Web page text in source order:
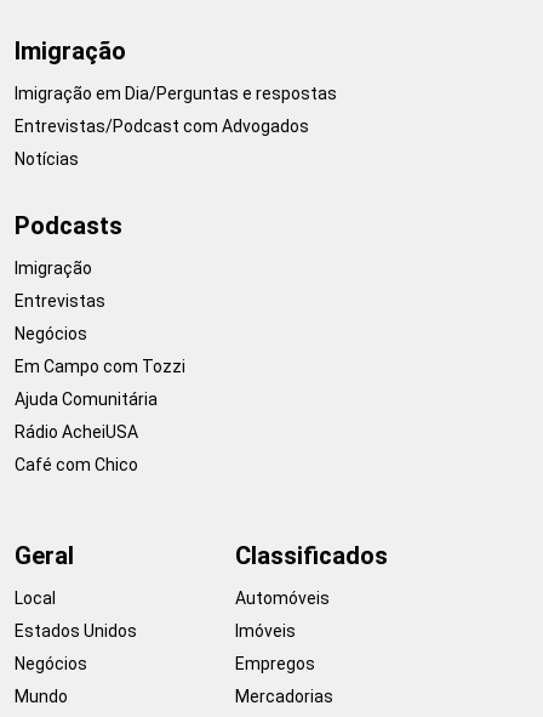
Imigração
Imigração em Dia/Perguntas e respostas
Entrevistas/Podcast com Advogados
Notícias
Podcasts
Imigração
Entrevistas
Negócios
Em Campo com Tozzi
Ajuda Comunitária
Rádio AcheiUSA
Café com Chico
Geral
Local
Estados Unidos
Negócios
Mundo
Classificados
Automóveis
Imóveis
Empregos
Mercadorias